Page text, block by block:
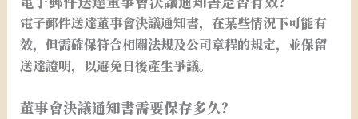
電子郵件送達董事會決議通知書，在某些情況下可能有
效，但需確保符合相關法規及公司章程的規定，並保留
送達證明，以避免日後產生爭議。
董事會決議通知書需要保存多久？